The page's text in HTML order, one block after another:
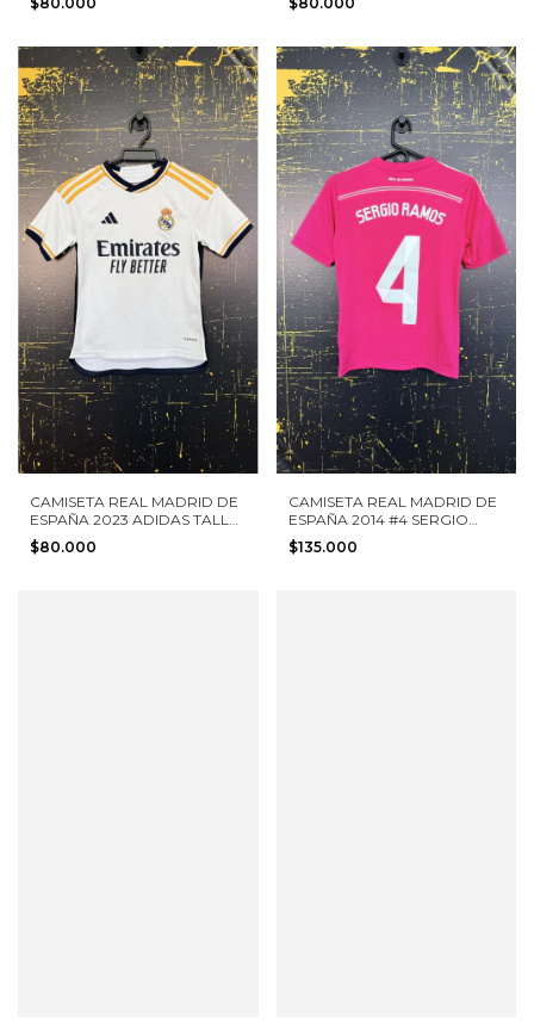
CAMISETA REAL MADRID DE
ESPAÑA 2023 ADIDAS TALLA
S NIÑO
$80.000
CAMISETA REAL MADRID DE
ESPAÑA 2014 #4 SERGIO
RAMOS ADIDAS TALLA M
NIÑO
$135.000